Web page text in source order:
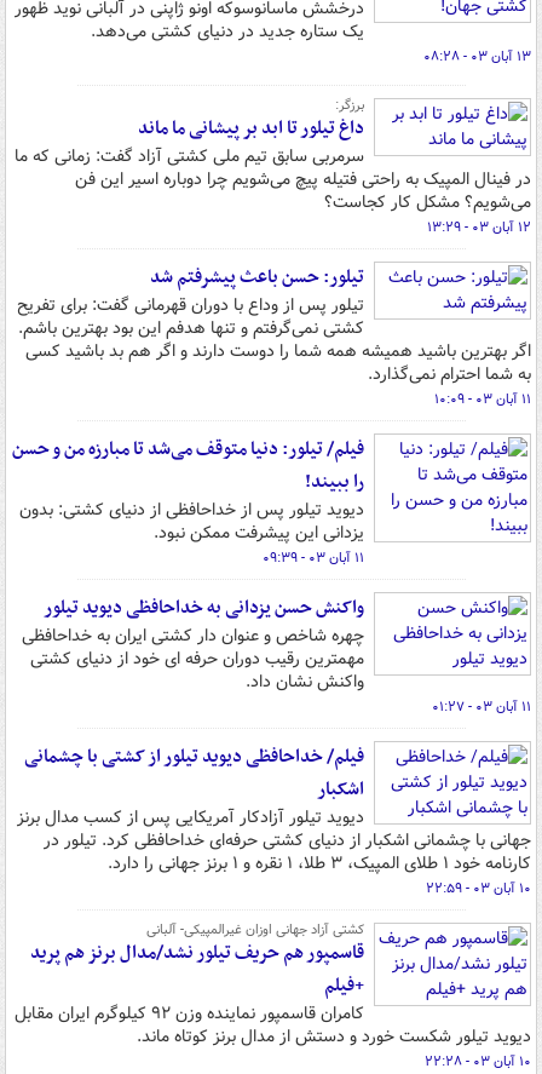
درخشش ماسانوسوکه اونو ژاپنی در آلبانی نوید ظهور
یک ستاره جدید در دنیای کشتی می‌دهد.
۱۳ آبان ۰۳ - ۰۸:۲۸
برزگر:
داغ تیلور تا ابد بر پیشانی ما ماند
سرمربی سابق تیم ملی کشتی آزاد گفت: زمانی که ما
در فینال المپیک به راحتی فتیله پیچ می‌شویم چرا دوباره اسیر این فن
می‌شویم؟ مشکل کار کجاست؟
۱۲ آبان ۰۳ - ۱۳:۲۹
تیلور: حسن باعث پیشرفتم شد
تیلور پس از وداع با دوران قهرمانی گفت: برای تفریح
کشتی نمی‌گرفتم و تنها هدفم این بود بهترین باشم.
اگر بهترین باشید همیشه همه شما را دوست دارند و اگر هم بد باشید کسی
به شما احترام نمی‌گذارد.
۱۱ آبان ۰۳ - ۱۰:۰۹
فیلم/ تیلور: دنیا متوقف می‌شد تا مبارزه من و حسن
را ببیند!
دیوید تیلور پس از خداحافظی از دنیای کشتی: بدون
یزدانی این پیشرفت ممکن نبود.
۱۱ آبان ۰۳ - ۰۹:۳۹
واکنش حسن یزدانی به خداحافظی دیوید تیلور
چهره شاخص و عنوان دار کشتی ایران به خداحافظی
مهمترین رقیب دوران حرفه ای خود از دنیای کشتی
واکنش نشان داد.
۱۱ آبان ۰۳ - ۰۱:۲۷
فیلم/ خداحافظی دیوید تیلور از کشتی با چشمانی
اشکبار
دیوید تیلور آزادکار آمریکایی پس از کسب مدال برنز
جهانی با چشمانی اشکبار از دنیای کشتی حرفه‌ای خداحافظی کرد. تیلور در
کارنامه خود ۱ طلای المپیک، ۳ طلا، ۱ نقره و ۱ برنز جهانی را دارد.
۱۰ آبان ۰۳ - ۲۲:۵۹
کشتی آزاد جهانی اوزان غیرالمپیکی- آلبانی
قاسمپور هم حریف تیلور نشد/مدال برنز هم پرید
+فیلم
کامران قاسمپور نماینده وزن ۹۲ کیلوگرم ایران مقابل
دیوید تیلور شکست خورد و دستش از مدال برنز کوتاه ماند.
۱۰ آبان ۰۳ - ۲۲:۲۸